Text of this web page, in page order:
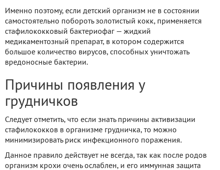
Именно поэтому, если детский организм не в состоянии
самостоятельно побороть золотистый кокк, применяется
стафилококковый бактериофаг — жидкий
медикаментозный препарат, в котором содержится
большое количество вирусов, способных уничтожать
вредоносные бактерии.
Причины появления у
грудничков
Следует отметить, что если знать причины активизации
стафилококков в организме грудничка, то можно
минимизировать риск инфекционного поражения.
Данное правило действует не всегда, так как после родов
организм крохи очень ослаблен, и его иммунная защита